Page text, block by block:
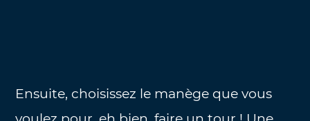
Ensuite, choisissez le manège que vous